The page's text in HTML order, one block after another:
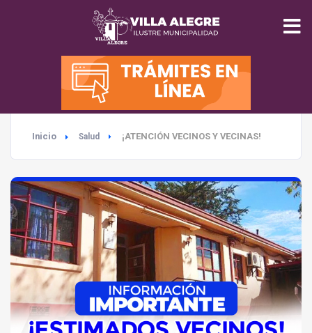
INICIO
MUNICIPALIDAD
SEGURIDAD
EDUCACIÓN
SALUD
TURISMO
MEDIO AMBIENTE
Inicio Salud ¡ATENCIÓN VECINOS Y VECINAS!